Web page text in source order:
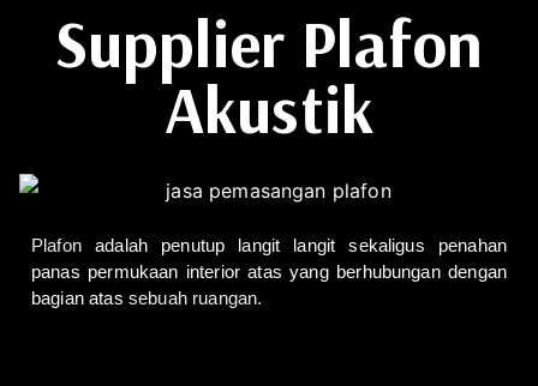
Supplier Plafon
Akustik
Plafonadalah penutup langit langit sekaligus penahan
panas permukaan interior atasyang berhubungan dengan
bagian atas sebuah ruangan.